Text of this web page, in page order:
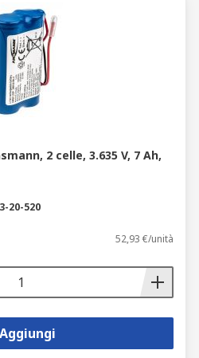
2 celle, 3.635 V, 7 Ah,
20-520
52,93 €/unità